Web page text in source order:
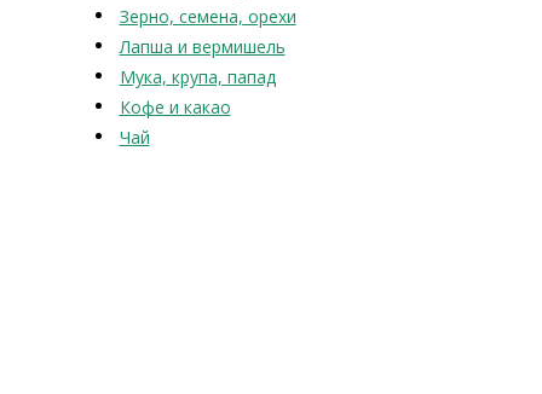
Зерно, семена, орехи
Лапша и вермишель
Мука, крупа, папад
Кофе и какао
Чай